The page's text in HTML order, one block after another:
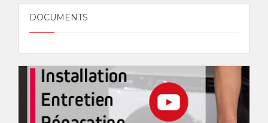
DOCUMENTS